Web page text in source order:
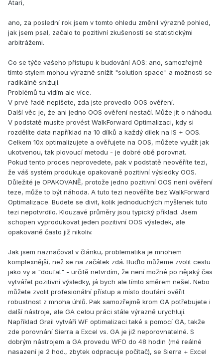
Atari,
ano, za poslední rok jsem v tomto ohledu změnil výrazně pohled,
jak jsem psal, začalo to pozitivní zkušeností se statistickými
arbitrážemi.
Co se týče vašeho přístupu k budování AOS: ano, samozřejmě
tímto stylem mohou výrazně snížit "solution space" a možnosti se
radikálně snižují.
Problémů tu vidím ale více.
V prvé řadě nepíšete, zda jste provedlo OOS ověření.
Další věc je, že ani jedno OOS ověření nestačí. Může jít o náhodu.
V podstatě musíte provést WalkForward Optimalizaci, kdy si
rozdělíte data například na 10 dílků a každý dílek na IS + OOS.
Celkem 10x optimalizujete a ověřujete na OOS, můžete využít jak
ukotvenou, tak plovoucí metodu - je dobré obě porovnat.
Pokud tento proces neprovedete, pak v podstatě neověříte tezi,
že váš systém produkuje opakovaně pozitivní výsledky OOS.
Důležité je OPAKOVANĚ, protože jedno pozitivní OOS není ověření
teze, může to být náhoda. A tuto tezi neověříte bez WalkForward
Optimalizace. Budete se divit, kolik jednoduchých myšlenek tuto
tezi nepotvrdilo. Klouzavé průměry jsou typický příklad. Jsem
schopen vyprodukovat jeden pozitivní OOS výsledek, ale
opakovaně často již nikoliv.
Jak jsem naznačoval v článku, problematika je mnohem
komplexnější, než se na začátek zdá. Buďto můžeme zvolit cestu
jako vy a "doufat" - určitě netvrdím, že není možné po nějaký čas
vytvářet pozitivní výsledky, já bych ale tímto směrem nešel. Nebo
můžete zvolit profesionální přístup a místo doufání ověřit
robustnost z mnoha úhlů. Pak samozřejmě krom GA potřebujete i
další nástroje, ale GA celou práci stále výrazně urychlují.
Například Grail vytváří WF optimalizaci také s pomocí GA, takže
zde porovnání Sierra a Excel vs. GA je již neporovnatelné. S
dobrým nástrojem a GA provedu WFO do 48 hodin (mé reálné
nasazení je 2 hod., zbytek odpracuje počítač), se Sierra + Excel